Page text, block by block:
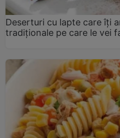
Deserturi cu lapte care îți
tradiționale pe care le vei